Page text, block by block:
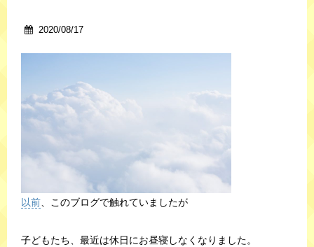
2020/08/17
以前 、このブログで触れていましたが
子どもたち、最近は休日にお昼寝しなくなりました。